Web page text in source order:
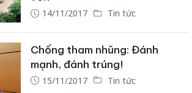
14/11/2017 Tin tức
Chống tham nhũng: Đánh
mạnh, đánh trúng!
15/11/2017 Tin tức